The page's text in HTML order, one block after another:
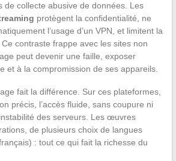
de collecte abusive de données. Les
protègent la confidentialité, ne
l’usage d’un VPN, et limitent la
Ce contraste frappe avec les sites non
peut devenir une faille, exposer
et à la compromission de ses appareils.
fait la différence. Sur ces plateformes,
précis, l’accès fluide, sans coupure ni
des serveurs. Les œuvres
de plusieurs choix de langues
: tout ce qui fait la richesse du